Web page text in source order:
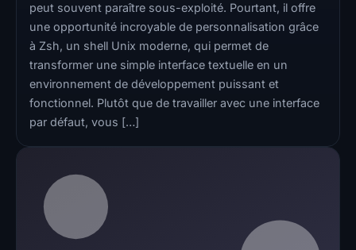
peut souvent paraître sous-exploité. Pourtant, il offre
une opportunité incroyable de personnalisation grâce
à Zsh, un shell Unix moderne, qui permet de
transformer une simple interface textuelle en un
environnement de développement puissant et
fonctionnel. Plutôt que de travailler avec une interface
par défaut, vous […]